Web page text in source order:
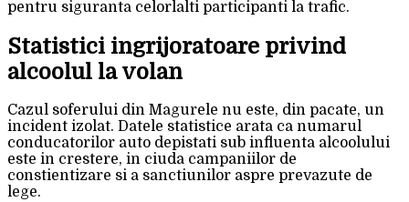
pentru siguranta celorlalti participanti la trafic.
Statistici ingrijoratoare privind
alcoolul la volan
Cazul soferului din Magurele nu este, din pacate, un
incident izolat. Datele statistice arata ca numarul
conducatorilor auto depistati sub influenta alcoolului
este in crestere, in ciuda campaniilor de
constientizare si a sanctiunilor aspre prevazute de
lege.